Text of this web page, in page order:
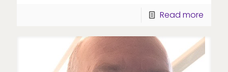
Read more